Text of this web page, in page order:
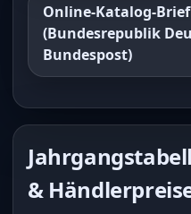
Online-Katalog-
(Bundesrepublik
Bundespost)
&